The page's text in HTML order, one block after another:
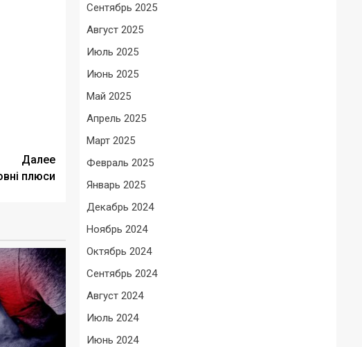
Далее
плюси
Сентябрь 2025
Август 2025
Июль 2025
Июнь 2025
Май 2025
Апрель 2025
Март 2025
Февраль 2025
Январь 2025
Декабрь 2024
Ноябрь 2024
Октябрь 2024
Сентябрь 2024
Август 2024
Июль 2024
Июнь 2024